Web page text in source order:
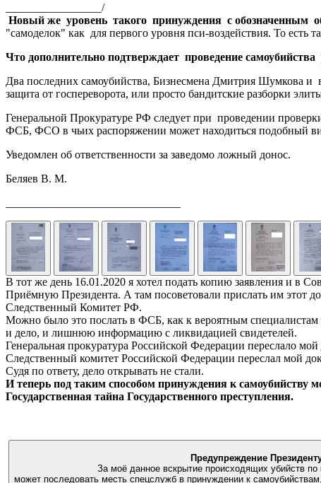
_________________/
Новый же уровень такого принуждения с обозначенным
"самоделок" как для первого уровня пси-воздействия. То есть
Что дополнительно подтверждает проведение
Два последних самоубийства, Бизнесмена Дмитрия Шумкова и
защита от госпереворота, или просто бандитские разборки
Генеральной Прокуратуре РФ следует при проведении
ФСБ, ФСО в чьих распоряжении может находиться подобный
Уведомлен об ответственности за заведомо ложный донос.
Беляев В. М.
В тот же день 16.01.2020 я хотел подать копию заявления и в
Приёмную Президента. А там посоветовали прислать им этот
Следственный Комитет РФ.
Можно было это послать в ФСБ, как к вероятным
и дело, и лишнюю информацию с ликвидацией свидетелей.
Генеральная прокуратура Российской Федерации переслало
Следственный комитет Российской Федерации переслал мой
Судя по ответу, дело открывать не стали.
И теперь под таким способом принуждения к самоубийству
Государственная тайна Государственного преступления.
Предупреждение
За моё данное вскрытие происходящих убийств